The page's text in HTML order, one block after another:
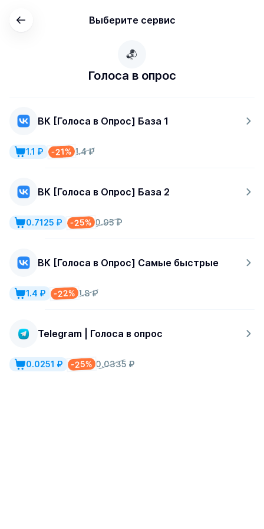
Выберите сервис
Голоса в опрос
ВК [Голоса в Опрос] База 1
1.4 ₽
-21%
1.1 ₽
ВК [Голоса в Опрос] База 2
0.95 ₽
-25%
0.7125 ₽
ВК [Голоса в Опрос] Самые быстрые
1.8 ₽
-22%
1.4 ₽
Telegram | Голоса в опрос
0.0335 ₽
-25%
0.0251 ₽